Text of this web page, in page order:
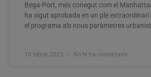
Bega-Port, més conegut com el
ha sigut aprobada en un ple extraordinari
el programa als nous paràmetres
10 febrer, 2025 No hi ha comentaris